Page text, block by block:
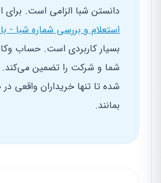
دانستن شبا الزامی است. برای
استعلام و بررسی شماره شبا -
بسیار کاربردی است. حساب
شما و شرکت را تضمین
شده تا تنها خریداران واقعی
بمانند.